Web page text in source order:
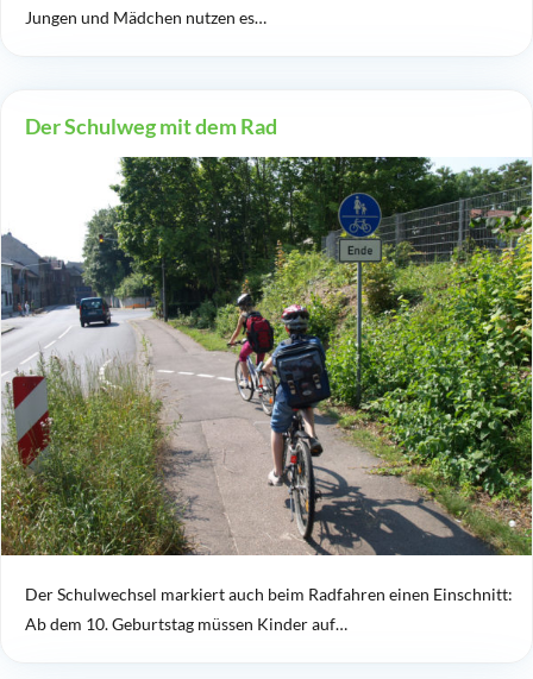
Jungen und Mädchen nutzen es…
Der Schulweg mit dem Rad
Der Schulwechsel markiert auch beim Radfahren einen Einschnitt:
Ab dem 10. Geburtstag müssen Kinder auf…